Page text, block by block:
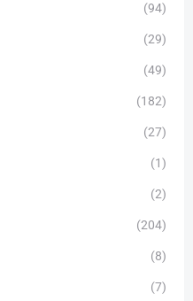
(94)
(29)
(49)
(182)
(27)
(1)
(2)
(204)
(8)
(7)